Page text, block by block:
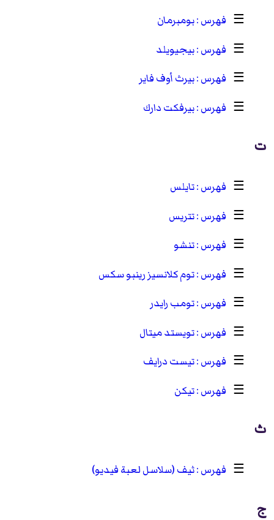
☰
بومبرمان
☰
بيجيويلد
☰
بيرث أوف فاير
☰
بيرفكت دارك
ت
☰
تايلس
☰
تتريس
☰
تنشو
☰
توم كلانسيز رينبو سكس
☰
تومب رايدر
☰
تويستد ميتال
☰
تيست درايف
☰
تيكن
ث
☰ ثيف (سلاسل لعبة فيديو)
ج